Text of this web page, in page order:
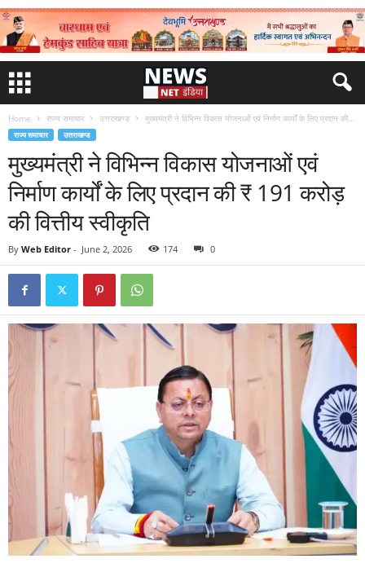
Home राज्य समाचार उत्तराखण्ड मुख्यमंत्री ने विभिन्न विकास योजनाओं एवं निर्माण कार्यों के लिए प्रदान की...
राज्य समाचार उत्तराखण्ड
मुख्यमंत्री ने विभिन्न विकास योजनाओं एवं
निर्माण कार्यों के लिए प्रदान की ₹ 191 करोड़
की वित्तीय स्वीकृति
By Web Editor - June 2, 2026 174 0